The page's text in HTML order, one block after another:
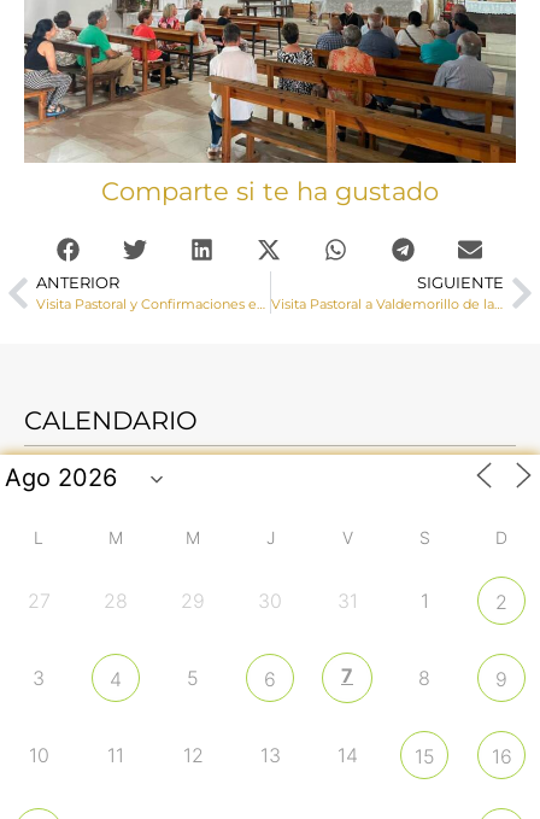
Comparte si te ha gustado
ANTERIOR
Visita Pastoral y Confirmaciones en Talayuelas
SIGUIENTE
Visita Pastoral a Valdemorillo de la Sierra y Valdemoro de la Sierra
CALENDARIO
L M M J V S D
27 28 29 30 31 1 2
3 4 5 6 7 8 9
10 11 12 13 14 15 16